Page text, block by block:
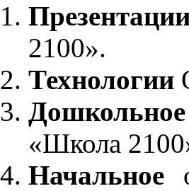
2100».
Технологии
Дошкольное
«Школа
Начальное